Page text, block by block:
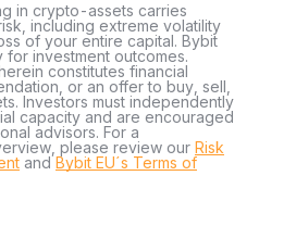
in crypto-assets carries
including extreme volatility
of your entire capital. Bybit
for investment outcomes.
constitutes financial
or an offer to buy, sell,
Investors must independently
capacity and are encouraged
advisors. For a
please review our Risk
andBybit EU´s Terms of